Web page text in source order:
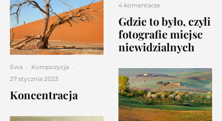
Ewa · Kompozycja ·
27 stycznia 2023
Koncentracja
4 komentarze
Gdzie to było, czyli
fotografie miejsc
niewidzialnych